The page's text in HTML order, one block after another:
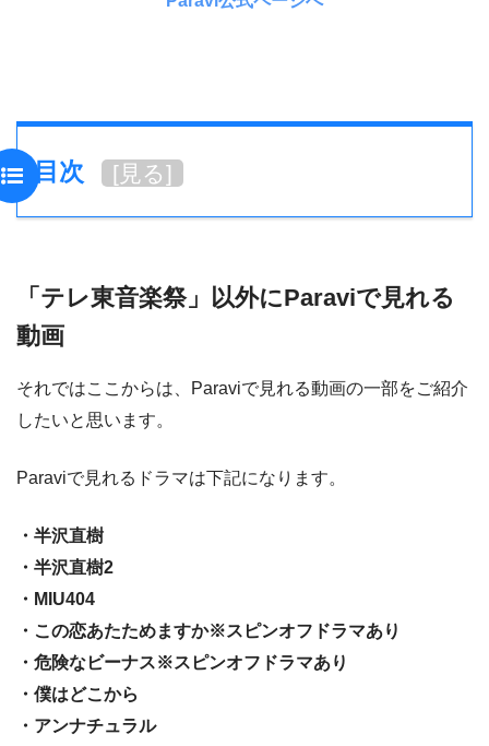
目次 [見る]
「テレ東音楽祭」以外にParaviで見れる
動画
それではここからは、Paraviで見れる動画の一部をご紹介
したいと思います。
Paraviで見れるドラマは下記になります。
・半沢直樹
・半沢直樹2
・MIU404
・この恋あたためますか※スピンオフドラマあり
・危険なビーナス※スピンオフドラマあり
・僕はどこから
・アンナチュラル